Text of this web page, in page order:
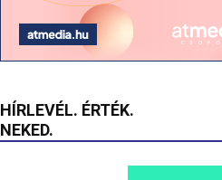
HÍRLEVÉL. ÉRTÉK.
NEKED.